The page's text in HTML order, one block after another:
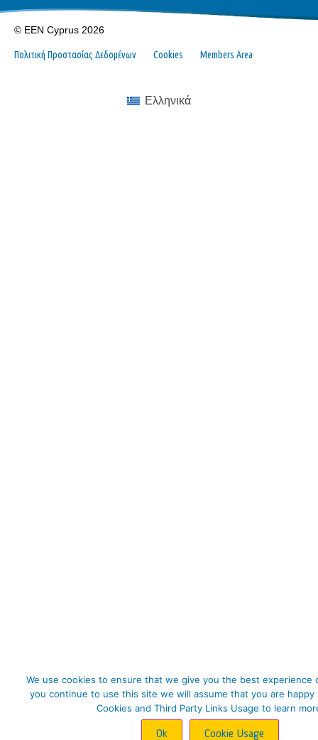
© EEN Cyprus 2026
Πολιτική Προστασίας Δεδομένων Cookies Members Area
Ελληνικά
We use cookies to ensure that we give you the best experience
you continue to use this site we will assume that you are happy
Cookies and Third Party Links Usage to learn
Ok Cookie Usage